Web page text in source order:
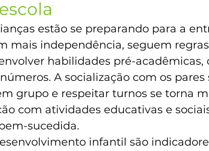
estão se preparando para a
mais independência, seguem
habilidades pré-acadêmicas,
A socialização com os pares
grupo e respeitar turnos se torna
com atividades educativas e
sucedida.
infantil são